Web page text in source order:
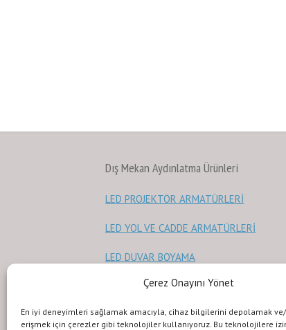
Çerez Onayını Yönet
En iyi deneyimleri sağlamak amacıyla, cihaz bilgilerini depolamak
erişmek için çerezler gibi teknolojiler kullanıyoruz. Bu teknolojilere
Dış Mekan Aydınlatma Ürünleri
LED PROJEKTÖR ARMATÜRLERİ
LED YOL VE CADDE ARMATÜRLERİ
LED DUVAR BOYAMA